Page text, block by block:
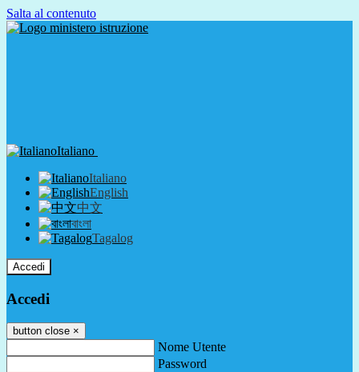
Salta al contenuto
Italiano
Italiano
English
中文
বাংলা
Tagalog
Accedi
Accedi
button close ×
Nome Utente
Password